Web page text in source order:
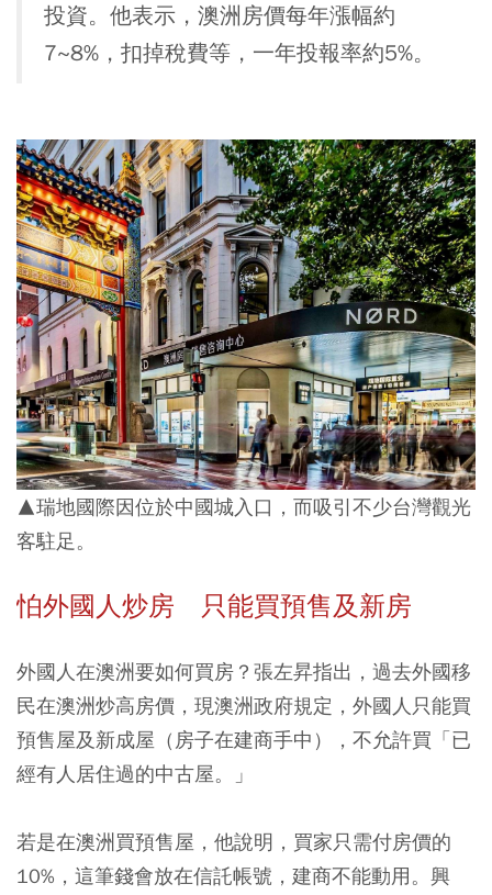
投資。他表示，澳洲房價每年漲幅約
7~8%，扣掉稅費等，一年投報率約5%。
▲瑞地國際因位於中國城入口，而吸引不少台灣觀光
客駐足。
怕外國人炒房 只能買預售及新房
外國人在澳洲要如何買房？張左昇指出， 過去外國移
民在澳洲炒高房價，現澳洲政府規定，外國人只能買
預售屋及新成屋（房子在建商手中），不允許買「已
經有人居住過的中古屋。」
若是在澳洲買預售屋，他說明，買家只需付房價的
10%，這筆錢會放在信託帳號，建商不能動用。興